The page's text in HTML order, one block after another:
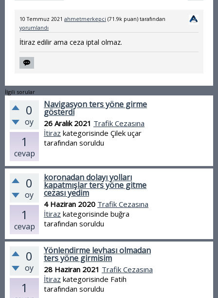
Herkes gibi bende aracımı
oraya park ediyorum.
Kimseye de ceza
yazıldığına sahit olmadım
cezanın neden
yazıldığında bilmiyorum
saat 8 gibi park ediyorum
akşam alıp eve gidiyorum
itiraz edilirmi?
10 Temmuz 2021 ahmetmerkepci (71.9k puan) tarafından
yorumlandı
İtiraz edilir ama ceza iptal olmaz.
İlgili sorular
0
oy
1
cevap
Navigasyon ters yöne girme
gösterdi
26 Aralık 2021 Trafik Cezasına
İtiraz kategorisinde Çilek uçar
tarafından soruldu
0
oy
1
cevap
koronadan dolayı yolları
kapatmışlar ters yöne gitme
cezası yedim
4 Haziran 2020 Trafik Cezasına
İtiraz kategorisinde buğra
tarafından soruldu
0
oy
1
Yönlendirme levhası olmadan
ters yöne girmisim
28 Haziran 2021 Trafik Cezasına
İtiraz kategorisinde Fatih
tarafından soruldu